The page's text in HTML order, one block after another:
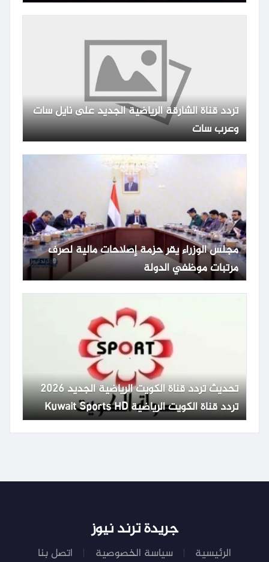
تردد قناة الشارقة الرياضية الجديد على نايل سات
وعرب سات
مجلس الوزراء يقر حزمة إصلاحات مالية لصرف
مرتبات موظفي الدولة
تحديث تردد قناة الكويت الرياضية الجديد 2026
تردد قناة الكويت الرياضية Kuwait Sports HD
65
جريدة ترند نيوز
الرئيسية سياسة الخصوصية اتصل بنا